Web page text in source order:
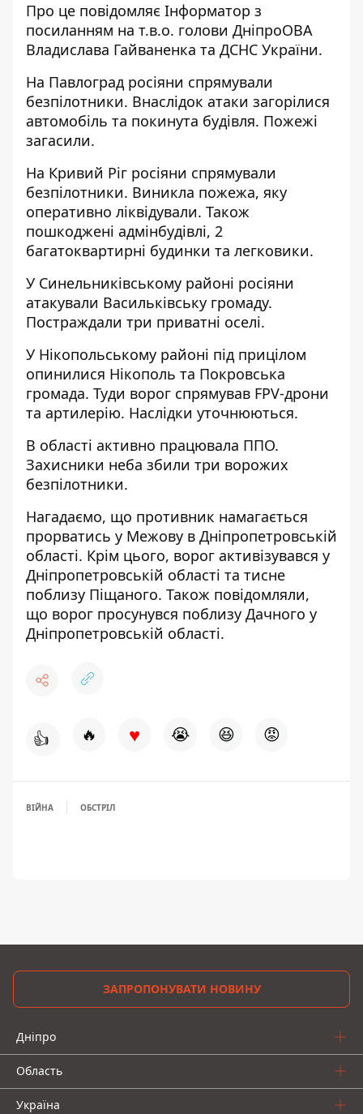
Про це повідомляє Інформатор з
посиланням на т.в.о. голови ДніпроОВА
Владислава Гайваненка та ДСНС України.
На Павлоград росіяни спрямували
безпілотники. Внаслідок атаки загорілися
автомобіль та покинута будівля. Пожежі
загасили.
На Кривий Ріг росіяни спрямували
безпілотники. Виникла пожежа, яку
оперативно ліквідували. Також
пошкоджені адмінбудівлі, 2
багатоквартирні будинки та легковики.
У Синельниківському районі росіяни
атакували Васильківську громаду.
Постраждали три приватні оселі.
У Нікопольському районі під прицілом
опинилися Нікополь та Покровська
громада. Туди ворог спрямував FPV-дрони
та артилерію. Наслідки уточнюються.
В області активно працювала ППО.
Захисники неба збили три ворожих
безпілотники.
Нагадаємо, що противник намагається
прорватись у Межову в Дніпропетровській
області. Крім цього, ворог активізувався у
Дніпропетровській області та тисне
поблизу Піщаного. Також повідомляли,
що ворог просунувся поблизу Дачного у
Дніпропетровській області.
👍 🔥 ♥ 😭 😆 😡
ВІЙНА ОБСТРІЛ
ЗАПРОПОНУВАТИ НОВИНУ
Дніпро
Область
Україна